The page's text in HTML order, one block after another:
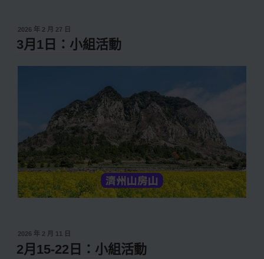
發
佈
於
2026 年 2 月 27 日
3月1日：小組活動
發
佈
於
2026 年 2 月 11 日
2月15-22日：小組活動